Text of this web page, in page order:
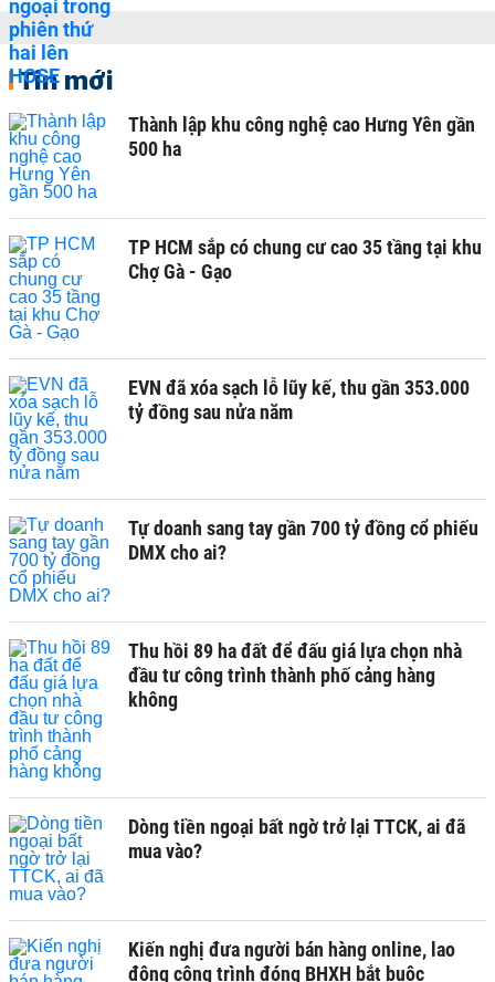
Tin mới
Thành lập khu công nghệ cao Hưng Yên gần
500 ha
TP HCM sắp có chung cư cao 35 tầng tại khu
Chợ Gà - Gạo
EVN đã xóa sạch lỗ lũy kế, thu gần 353.000
tỷ đồng sau nửa năm
Tự doanh sang tay gần 700 tỷ đồng cổ phiếu
DMX cho ai?
Thu hồi 89 ha đất để đấu giá lựa chọn nhà
đầu tư công trình thành phố cảng hàng
không
Dòng tiền ngoại bất ngờ trở lại TTCK, ai đã
mua vào?
Kiến nghị đưa người bán hàng online, lao
động công trình đóng BHXH bắt buộc